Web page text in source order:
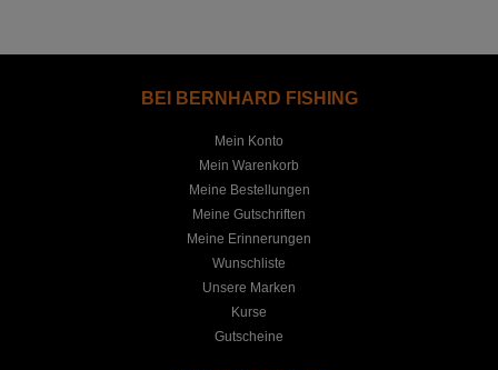
BEI BERNHARD FISHING
Mein Konto
Mein Warenkorb
Meine Bestellungen
Meine Gutschriften
Meine Erinnerungen
Wunschliste
Unsere Marken
Kurse
Gutscheine